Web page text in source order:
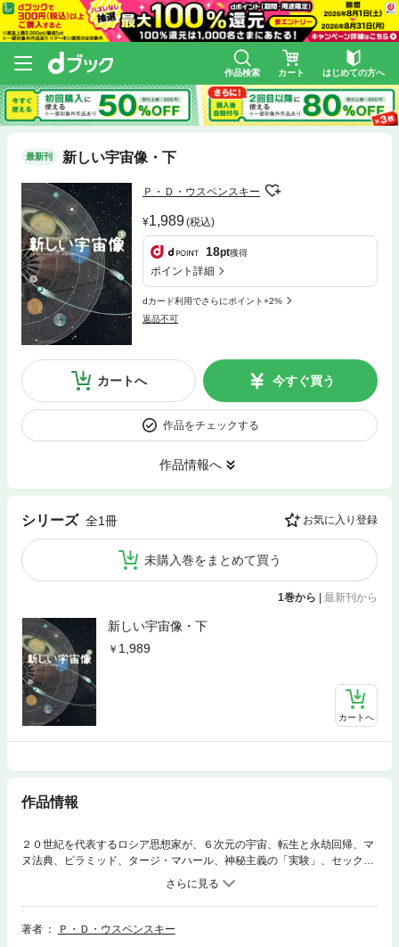
作品検索 カート はじめての方へ
最新刊 新しい宇宙像・下
Ｐ・Ｄ・ウスペンスキー
1,989(税込)
18pt獲得
ポイント詳細
dカード利用でさらにポイント+2%
返品不可
カートへ 今すぐ買う
作品をチェックする
作品情報へ
シリーズ 全1冊 お気に入り登録
未購入巻をまとめて買う
1巻から | 最新刊から
新しい宇宙像・下
1,989
カートへ
作品情報
２０世紀を代表するロシア思想家が、６次元の宇宙、転生と永劫回帰、マ
ヌ法典、ピラミッド、タージ・マハール、神秘主義の「実験」、セックス
と進化の関係など、独自の洞察を縦横無尽に展開！ オルダス・ハックス
レーを始めとする欧米の多くの作家や思想家などに影響を与えた、２１世
紀必読の名著！
著者
Ｐ・Ｄ・ウスペンスキー